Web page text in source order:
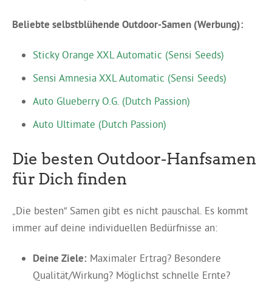
Beliebte selbstblühende Outdoor-Samen (Werbung):
Sticky Orange XXL Automatic (Sensi Seeds)
Sensi Amnesia XXL Automatic (Sensi Seeds)
Auto Glueberry O.G. (Dutch Passion)
Auto Ultimate (Dutch Passion)
Die besten Outdoor-Hanfsamen
für Dich finden
„Die besten“ Samen gibt es nicht pauschal. Es kommt
immer auf deine individuellen Bedürfnisse an:
Deine Ziele: Maximaler Ertrag? Besondere
Qualität/Wirkung? Möglichst schnelle Ernte?